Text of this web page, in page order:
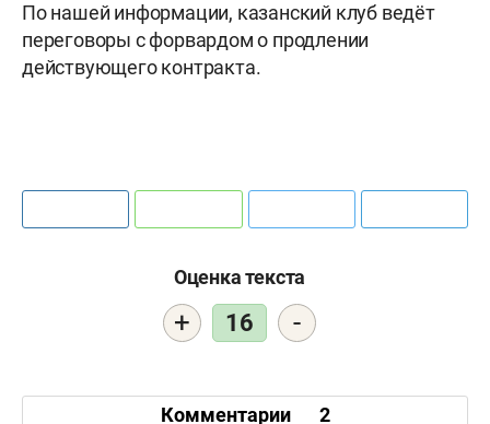
По нашей информации, казанский клуб ведёт
переговоры с форвардом о продлении
действующего контракта.
Оценка текста
+ 16 -
Комментарии 2